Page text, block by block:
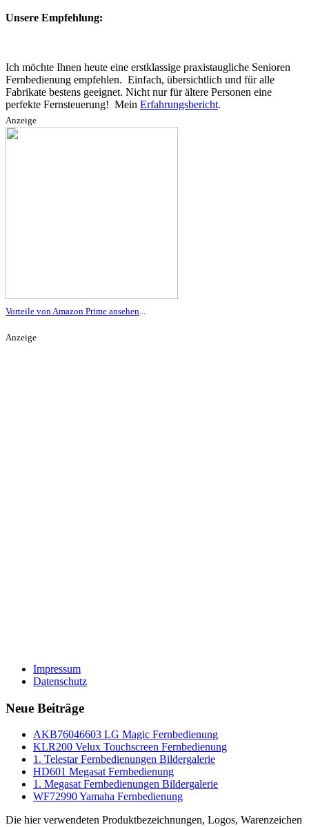
Unsere Empfehlung:
Ich möchte Ihnen heute eine erstklassige praxistaugliche Senioren
Fernbedienung empfehlen. Einfach, übersichtlich und für alle
Fabrikate bestens geeignet. Nicht nur für ältere Personen eine
perfekte Fernsteuerung! Mein Erfahrungsbericht.
Anzeige
Vorteile von Amazon Prime ansehen
Anzeige
Impressum
Datenschutz
Neue Beiträge
AKB76046603 LG Magic Fernbedienung
KLR200 Velux Touchscreen Fernbedienung
1. Telestar Fernbedienungen Bildergalerie
HD601 Megasat Fernbedienung
1. Megasat Fernbedienungen Bildergalerie
WF72990 Yamaha Fernbedienung
Die hier verwendeten Produktbezeichnungen, Logos, Warenzeichen